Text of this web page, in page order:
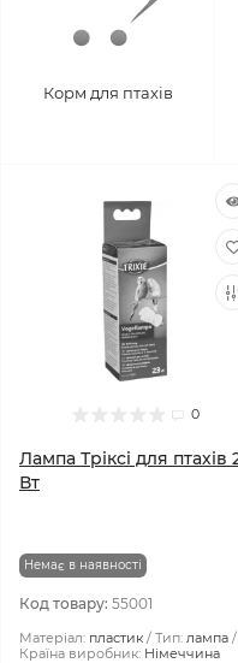
Корм для птахів
0
Лампа Тріксі для птахів
Вт
Немає в наявності
Код товару: 55001
Матеріал: пластик Тип: лампа
Країна виробник: Німеччина